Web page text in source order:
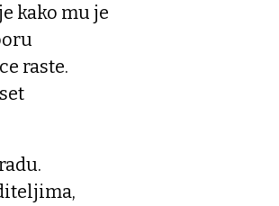
kako mu je
raste.